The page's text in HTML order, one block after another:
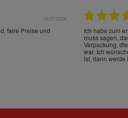
22.05.2026
und sehr gut perfect service